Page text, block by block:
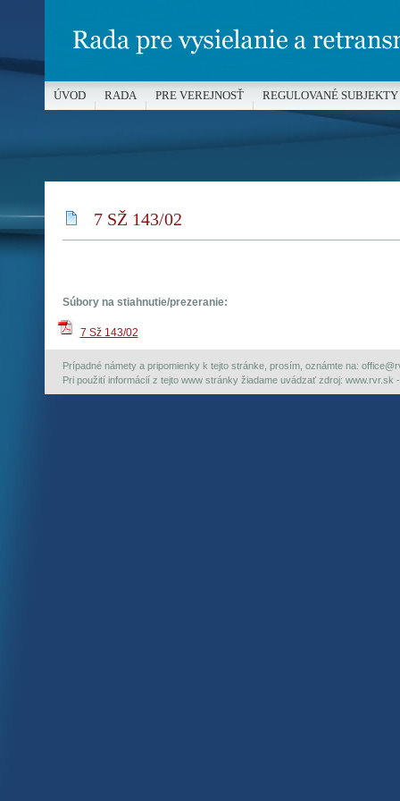
7 SŽ 143/02
Súbory na stiahnutie/prezeranie:
7 Sž 143/02
Prípadné námety a pripomienky k tejto stránke, prosím, oznámte na:
Pri použití informácií z tejto www stránky žiadame uvádzať zdroj: www.rvr.sk
ÚVOD RADA PRE VEREJNOSŤ REGULOVANÉ SUBJEKTY